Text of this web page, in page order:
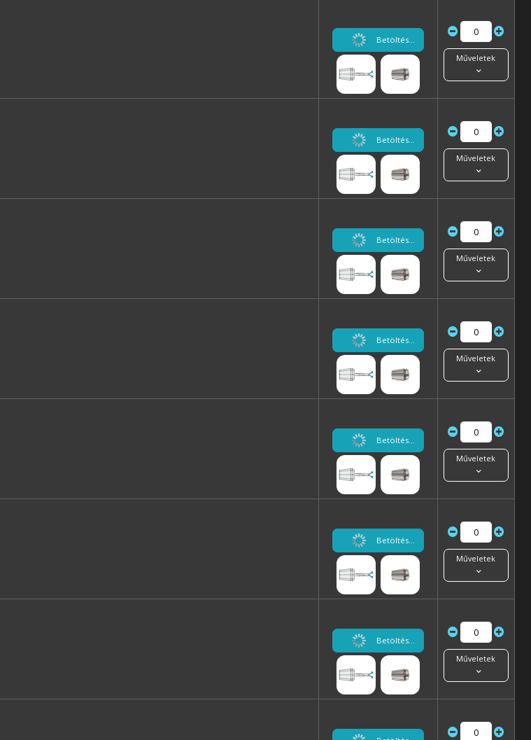
Betöltés...
Műveletek
Betöltés...
Műveletek
Betöltés...
Műveletek
Betöltés...
Műveletek
Betöltés...
Műveletek
Betöltés...
Műveletek
Betöltés...
Műveletek